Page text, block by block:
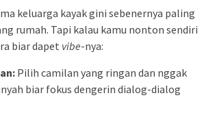
keluarga kayak gini sebenernya paling
rumah. Tapi kalau kamu nonton sendiri
biar dapet vibe-nya:
Pilih camilan yang ringan dan nggak
biar fokus dengerin dialog-dialog